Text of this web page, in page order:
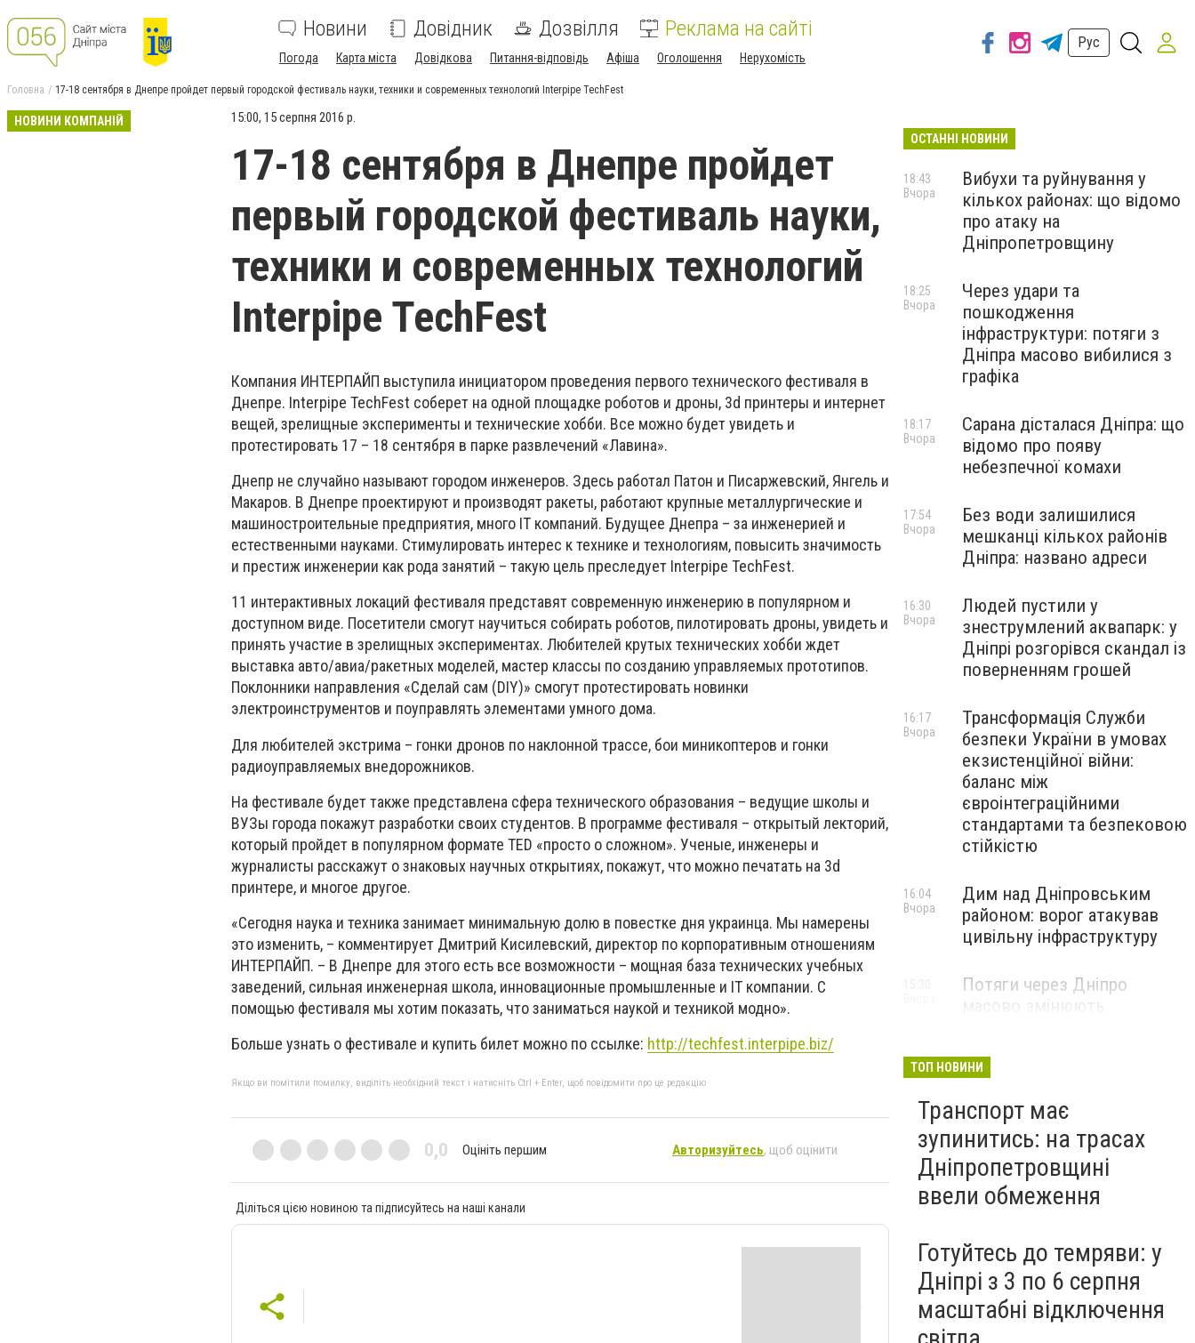
Новини Довідник Дозвілля Реклама на сайті
Погода Карта міста Довідкова Питання-відповідь Афіша Оголошення Нерухомість
Рус
Головна 17-18 сентября в Днепре пройдет первый городской фестиваль науки, техники и современных технологий Interpipe TechFest
НОВИНИ КОМПАНІЙ 15:00, 15 серпня 2016 р.
17-18 сентября в Днепре пройдет
первый городской фестиваль науки,
техники и современных технологий
Interpipe TechFest
Компания ИНТЕРПАЙП выступила инициатором проведения первого технического фестиваля в
Днепре. Interpipe TechFest соберет на одной площадке роботов и дроны, 3d принтеры и интернет
вещей, зрелищные эксперименты и технические хобби. Все можно будет увидеть и
протестировать 17 – 18 сентября в парке развлечений «Лавина».
Днепр не случайно называют городом инженеров. Здесь работал Патон и Писаржевский, Янгель и
Макаров. В Днепре проектируют и производят ракеты, работают крупные металлургические и
машиностроительные предприятия, много IT компаний. Будущее Днепра – за инженерией и
естественными науками. Стимулировать интерес к технике и технологиям, повысить значимость
и престиж инженерии как рода занятий – такую цель преследует Interpipe TechFest.
11 интерактивных локаций фестиваля представят современную инженерию в популярном и
доступном виде. Посетители смогут научиться собирать роботов, пилотировать дроны, увидеть и
принять участие в зрелищных экспериментах. Любителей крутых технических хобби ждет
выставка авто/авиа/ракетных моделей, мастер классы по созданию управляемых прототипов.
Поклонники направления «Сделай сам (DIY)» смогут протестировать новинки
электроинструментов и поуправлять элементами умного дома.
Для любителей экстрима – гонки дронов по наклонной трассе, бои миникоптеров и гонки
радиоуправляемых внедорожников.
На фестивале будет также представлена сфера технического образования – ведущие школы и
ВУЗы города покажут разработки своих студентов. В программе фестиваля – открытый лекторий,
который пройдет в популярном формате TED «просто о сложном». Ученые, инженеры и
журналисты расскажут о знаковых научных открытиях, покажут, что можно печатать на 3d
принтере, и многое другое.
«Сегодня наука и техника занимает минимальную долю в повестке дня украинца. Мы намерены
это изменить, – комментирует Дмитрий Кисилевский, директор по корпоративным отношениям
ИНТЕРПАЙП. – В Днепре для этого есть все возможности – мощная база технических учебных
заведений, сильная инженерная школа, инновационные промышленные и IT компании. С
помощью фестиваля мы хотим показать, что заниматься наукой и техникой модно».
Больше узнать о фестивале и купить билет можно по ссылке: http://techfest.interpipe.biz/
Якщо ви помітили помилку, виділіть необхідний текст і натисніть Ctrl + Enter, щоб повідомити про це редакцію
0,0 Оцініть першим Авторизуйтесь, щоб оцінити
Діліться цією новиною та підписуйтесь на наші канали
ОСТАННІ НОВИНИ
Вибухи та руйнування у
кількох районах: що відомо
про атаку на
Дніпропетровщину
18:43
Вчора
Через удари та
пошкодження
інфраструктури: потяги з
Дніпра масово вибилися з
графіка
18:25
Вчора
Сарана дісталася Дніпра: що
відомо про появу
небезпечної комахи
18:17
Вчора
Без води залишилися
мешканці кількох районів
Дніпра: названо адреси
17:54
Вчора
Людей пустили у
знеструмлений аквапарк: у
Дніпрі розгорівся скандал із
поверненням грошей
16:30
Вчора
Трансформація Служби
безпеки України в умовах
екзистенційної війни:
баланс між
євроінтеграційними
стандартами та безпековою
стійкістю
16:17
Вчора
Дим над Дніпровським
районом: ворог атакував
цивільну інфраструктуру
16:04
Вчора
Потяги через Дніпро
ТОП НОВИНИ
Транспорт має
зупинитись: на трасах
Дніпропетровщині
ввели обмеження
Готуйтесь до темряви: у
Дніпрі з 3 по 6 серпня
масштабні відключення